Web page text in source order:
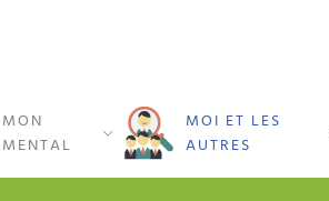
MON
MENTAL
MOI ET LES
AUTRES